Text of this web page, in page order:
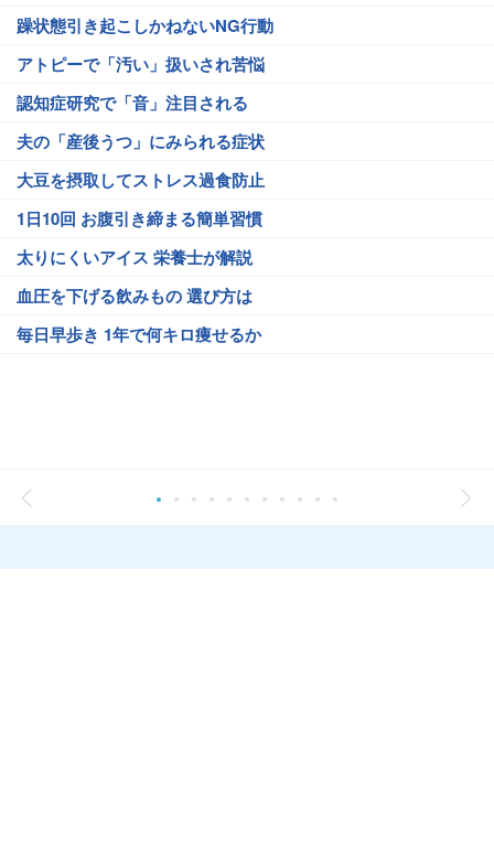
躁状態引き起こしかねないNG行動
アトピーで「汚い」扱いされ苦悩
認知症研究で「音」注目される
夫の「産後うつ」にみられる症状
大豆を摂取してストレス過食防止
1日10回 お腹引き締まる簡単習慣
太りにくいアイス 栄養士が解説
血圧を下げる飲みもの 選び方は
毎日早歩き 1年で何キロ痩せるか